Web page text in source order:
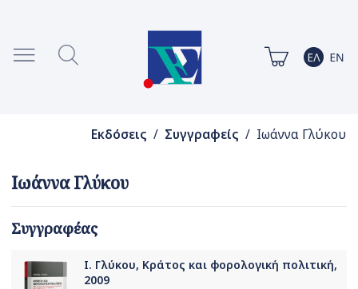
Εκδόσεις / Συγγραφείς / Ιωάννα Γλύκου
Ιωάννα Γλύκου
Συγγραφέας
Ι. Γλύκου, Κράτος και φορολογική πολιτική,
2009